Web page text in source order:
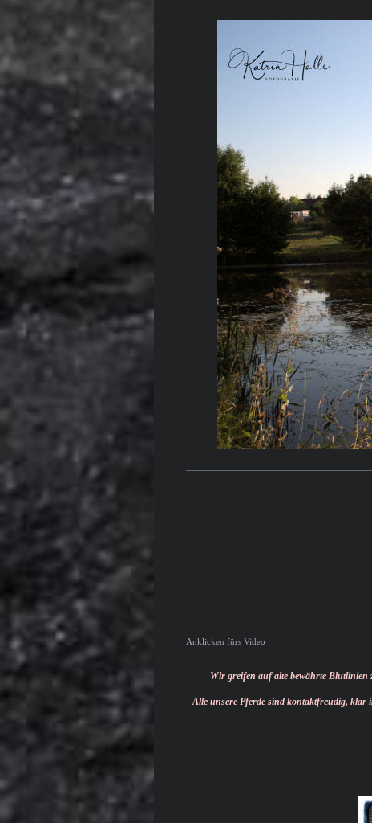
Anklicken fürs Video
Wir greifen auf alte bewährte Blutlinien
Alle unsere Pferde sind kontaktfreudig, klar